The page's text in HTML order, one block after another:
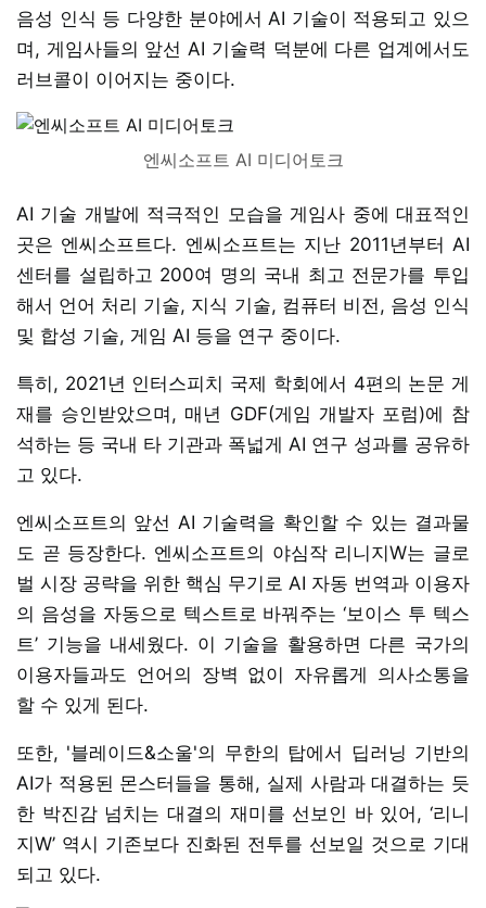
음성 인식 등 다양한 분야에서 AI 기술이 적용되고 있으
며, 게임사들의 앞선 AI 기술력 덕분에 다른 업계에서도
러브콜이 이어지는 중이다.
엔씨소프트 AI 미디어토크
AI 기술 개발에 적극적인 모습을 게임사 중에 대표적인
곳은 엔씨소프트다. 엔씨소프트는 지난 2011년부터 AI
센터를 설립하고 200여 명의 국내 최고 전문가를 투입
해서 언어 처리 기술, 지식 기술, 컴퓨터 비전, 음성 인식
및 합성 기술, 게임 AI 등을 연구 중이다.
특히, 2021년 인터스피치 국제 학회에서 4편의 논문 게
재를 승인받았으며, 매년 GDF(게임 개발자 포럼)에 참
석하는 등 국내 타 기관과 폭넓게 AI 연구 성과를 공유하
고 있다.
엔씨소프트의 앞선 AI 기술력을 확인할 수 있는 결과물
도 곧 등장한다. 엔씨소프트의 야심작 리니지W는 글로
벌 시장 공략을 위한 핵심 무기로 AI 자동 번역과 이용자
의 음성을 자동으로 텍스트로 바꿔주는 ‘보이스 투 텍스
트’ 기능을 내세웠다. 이 기술을 활용하면 다른 국가의
이용자들과도 언어의 장벽 없이 자유롭게 의사소통을
할 수 있게 된다.
또한, '블레이드&소울'의 무한의 탑에서 딥러닝 기반의
AI가 적용된 몬스터들을 통해, 실제 사람과 대결하는 듯
한 박진감 넘치는 대결의 재미를 선보인 바 있어, ‘리니
지W’ 역시 기존보다 진화된 전투를 선보일 것으로 기대
되고 있다.